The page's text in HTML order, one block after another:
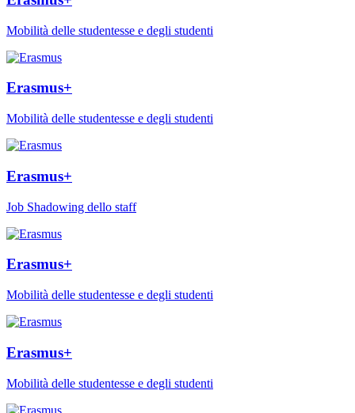
Mobilità delle studentesse e degli studenti
Erasmus+
Mobilità delle studentesse e degli studenti
Erasmus+
Job Shadowing dello staff
Erasmus+
Mobilità delle studentesse e degli studenti
Erasmus+
Mobilità delle studentesse e degli studenti